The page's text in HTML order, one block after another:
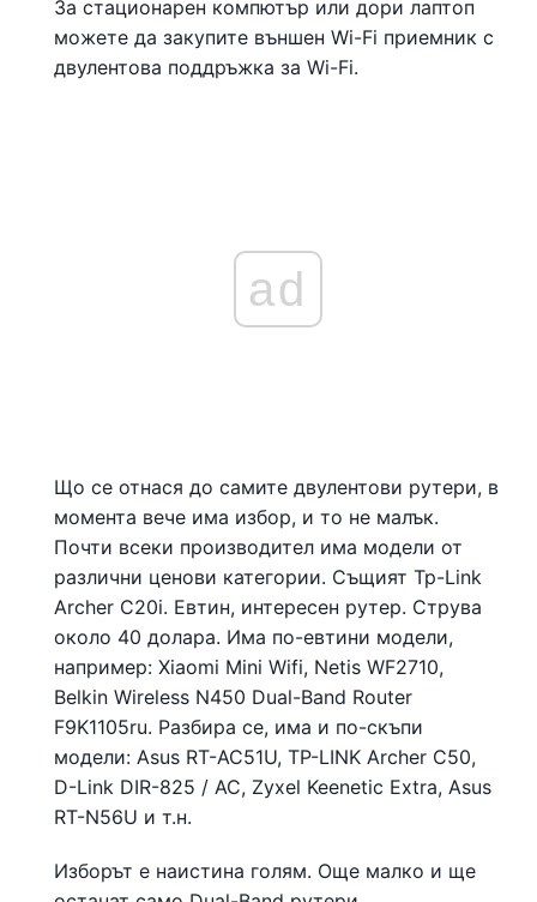
За стационарен компютър или дори лаптоп
можете да закупите външен Wi-Fi приемник с
двулентова поддръжка за Wi-Fi.
ad
Що се отнася до самите двулентови рутери, в
момента вече има избор, и то не малък.
Почти всеки производител има модели от
различни ценови категории. Същият Tp-Link
Archer C20i. Евтин, интересен рутер. Струва
около 40 долара. Има по-евтини модели,
например: Xiaomi Mini Wifi, Netis WF2710,
Belkin Wireless N450 Dual-Band Router
F9K1105ru. Разбира се, има и по-скъпи
модели: Asus RT-AC51U, TP-LINK Archer C50,
D-Link DIR-825 / AC, Zyxel Keenetic Extra, Asus
RT-N56U и т.н.
Изборът е наистина голям. Още малко и ще